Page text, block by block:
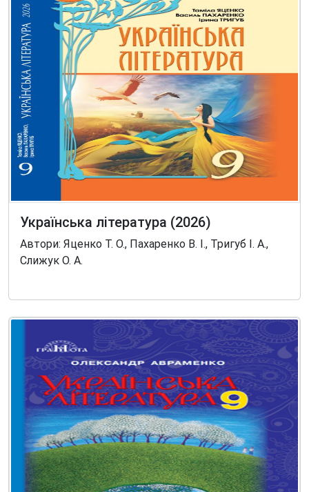
Українська література (2026)
Автори: Яценко Т. О., Пахаренко В. І., Тригуб І. А.,
Слижук О. А.